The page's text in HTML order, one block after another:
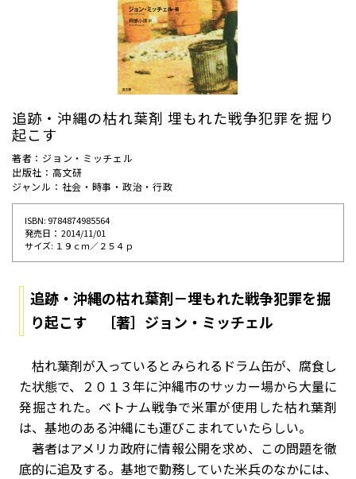
追跡・沖縄の枯れ葉剤 埋もれた戦争犯罪を掘り
起こす
著者：ジョン・ミッチェル
出版社：高文研
ジャンル：社会・時事・政治・行政
ISBN: 9784874985564
発売⽇： 2014/11/01
サイズ: １９ｃｍ／２５４ｐ
追跡・沖縄の枯れ葉剤－埋もれた戦争犯罪を掘
り起こす ［著］ジョン・ミッチェル
枯れ葉剤が入っているとみられるドラム缶が、腐食し
た状態で、２０１３年に沖縄市のサッカー場から大量に
発掘された。ベトナム戦争で米軍が使用した枯れ葉剤
は、基地のある沖縄にも運びこまれていたらしい。
著者はアメリカ政府に情報公開を求め、この問題を徹
底的に追及する。基地で勤務していた米兵のなかには、